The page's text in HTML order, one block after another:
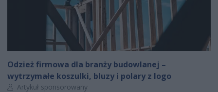
Odzież firmowa dla branży budowlanej –
wytrzymałe koszulki, bluzy i polary z logo
Autor artykułu:
Artykuł sponsorowany